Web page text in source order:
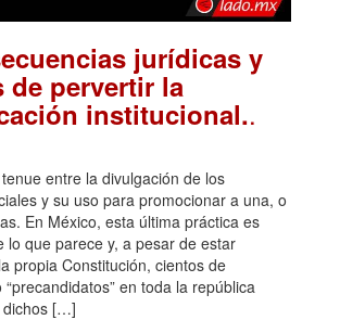
jurídicas y
de pervertir la
institucional..
entre la divulgación de los
y su uso para promocionar a una, o
En México, esta última práctica es
lo que parece y, a pesar de estar
propia Constitución, cientos de
“precandidatos” en toda la república
dichos […]